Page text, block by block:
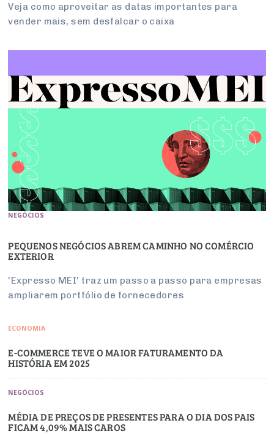
Veja como aproveitar as datas importantes para
vender mais, sem desfalcar o caixa
NEGÓCIOS
PEQUENOS NEGÓCIOS ABREM CAMINHO NO COMÉRCIO
EXTERIOR
'Expresso MEI' traz um passo a passo para empresas
ampliarem portfólio de fornecedores
ECONOMIA
E-COMMERCE TEVE O MAIOR FATURAMENTO DA
HISTÓRIA EM 2025
NEGÓCIOS
MÉDIA DE PREÇOS DE PRESENTES PARA O DIA DOS PAIS
FICAM 4,09% MAIS CAROS